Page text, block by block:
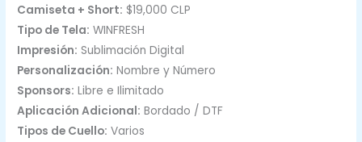
Camiseta + Short: $19,000 CLP
Tipo de Tela: WINFRESH
Impresión: Sublimación Digital
Personalización: Nombre y Número
Sponsors: Libre e Ilimitado
Aplicación Adicional: Bordado / DTF
Tipos de Cuello: Varios